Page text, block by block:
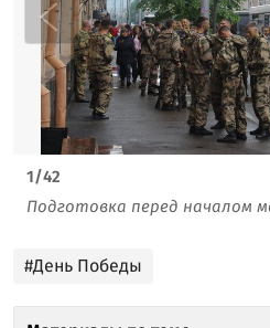
1/42
Подготовка перед началом
#День Победы